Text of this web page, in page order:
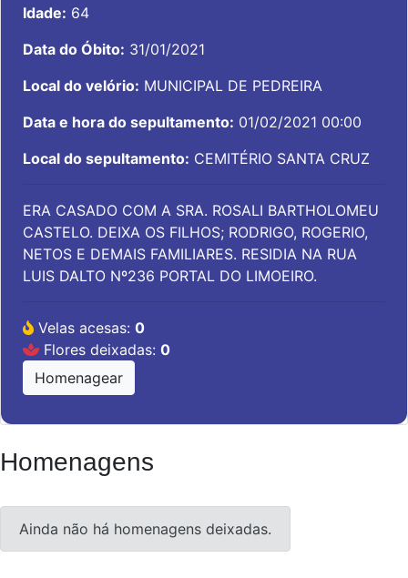
Idade: 64
Data do Óbito: 31/01/2021
Local do velório: MUNICIPAL DE PEDREIRA
Data e hora do sepultamento: 01/02/2021 00:00
Local do sepultamento: CEMITÉRIO SANTA CRUZ
ERA CASADO COM A SRA. ROSALI BARTHOLOMEU
CASTELO. DEIXA OS FILHOS; RODRIGO, ROGERIO,
NETOS E DEMAIS FAMILIARES. RESIDIA NA RUA
LUIS DALTO Nº236 PORTAL DO LIMOEIRO.
Velas acesas: 0
Flores deixadas: 0
Homenagear
Homenagens
Ainda não há homenagens deixadas.